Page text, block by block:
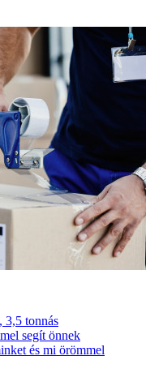
3,5 tonnás
segít önnek
és mi örömmel